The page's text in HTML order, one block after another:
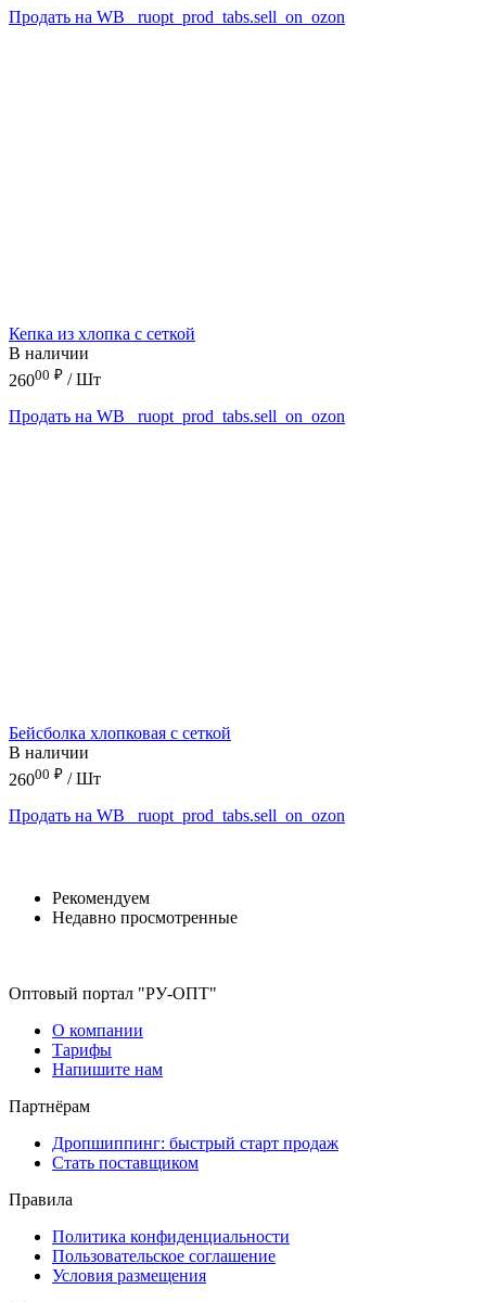
Продать на WB
_ruopt_prod_tabs.sell_on_ozon
Кепка из хлопка с сеткой
В наличии
26000 ₽ / Шт
Продать на WB
_ruopt_prod_tabs.sell_on_ozon
Бейсболка хлопковая с сеткой
В наличии
26000 ₽ / Шт
Продать на WB
_ruopt_prod_tabs.sell_on_ozon
Рекомендуем
Недавно просмотренные
Оптовый портал "РУ-ОПТ"
О компании
Тарифы
Напишите нам
Партнёрам
Дропшиппинг: быстрый старт продаж
Стать поставщиком
Правила
Политика конфиденциальности
Пользовательское соглашение
Условия размещения